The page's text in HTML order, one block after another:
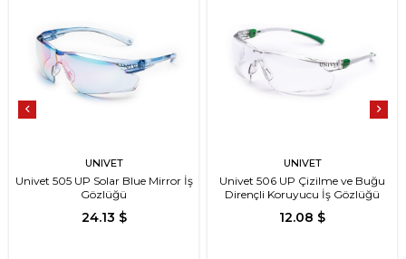
UNIVET
Univet 505 UP Solar Blue Mirror İş
Gözlüğü
24.13 $
UNIVET
Univet 506 UP Çizilme ve Buğu
Dirençli Koruyucu İş Gözlüğü
12.08 $